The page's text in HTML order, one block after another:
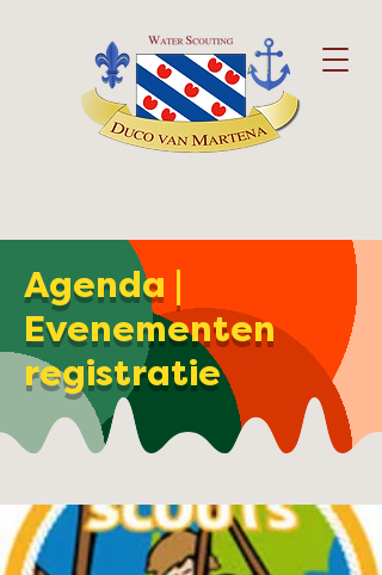
Agenda |
Evenementen
registratie